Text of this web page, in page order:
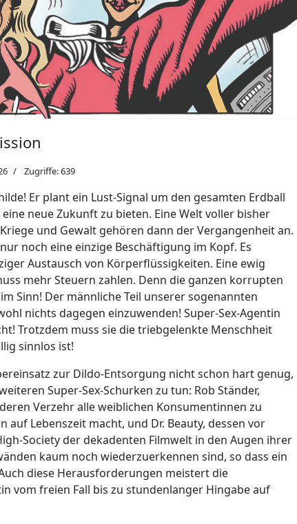
Zugriffe: 639
Er plant ein Lust-Signal um den gesamten Erdball
neue Zukunft zu bieten. Eine Welt voller bisher
und Gewalt gehören dann der Vergangenheit an.
noch eine einzige Beschäftigung im Kopf. Es
Austausch von Körperflüssigkeiten. Eine ewig
mehr Steuern zahlen. Denn die ganzen korrupten
Sinn! Der männliche Teil unserer sogenannten
nichts dagegen einzuwenden! Super-Sex-Agentin
Trotzdem muss sie die triebgelenkte Menschheit
sinnlos ist!
zur Dildo-Entsorgung nicht schon hart genug,
Super-Sex-Schurken zu tun: Rob Ständer,
Verzehr alle weiblichen Konsumentinnen zu
auf Lebenszeit macht, und Dr. Beauty, dessen vor
Society der dekadenten Filmwelt in den Augen ihrer
kaum noch wiederzuerkennen sind, so dass ein
diese Herausforderungen meistert die
vom freien Fall bis zu stundenlanger Hingabe auf